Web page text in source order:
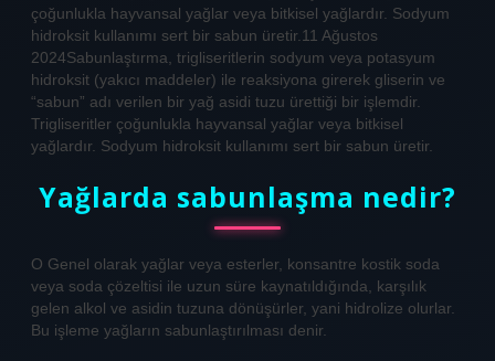
çoğunlukla hayvansal yağlar veya bitkisel yağlardır. Sodyum
hidroksit kullanımı sert bir sabun üretir.11 Ağustos
2024Sabunlaştırma, trigliseritlerin sodyum veya potasyum
hidroksit (yakıcı maddeler) ile reaksiyona girerek gliserin ve
“sabun” adı verilen bir yağ asidi tuzu ürettiği bir işlemdir.
Trigliseritler çoğunlukla hayvansal yağlar veya bitkisel
yağlardır. Sodyum hidroksit kullanımı sert bir sabun üretir.
Yağlarda sabunlaşma nedir?
О Genel olarak yağlar veya esterler, konsantre kostik soda
veya soda çözeltisi ile uzun süre kaynatıldığında, karşılık
gelen alkol ve asidin tuzuna dönüşürler, yani hidrolize olurlar.
Bu işleme yağların sabunlaştırılması denir.